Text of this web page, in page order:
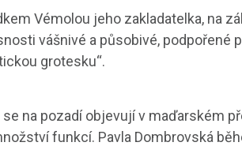
Vémolou jeho zakladatelka, na
vášnivé a působivé, podpořené
grotesku“.
na pozadí objevují v maďarském
funkcí. Pavla Dombrovská